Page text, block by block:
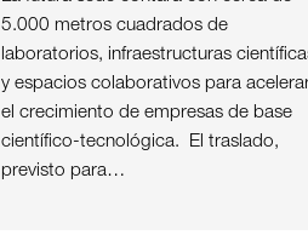
5.000 metros cuadrados de
laboratorios, infraestructuras
y espacios colaborativos para
el crecimiento de empresas de base
científico-tecnológica. El traslado,
previsto para…